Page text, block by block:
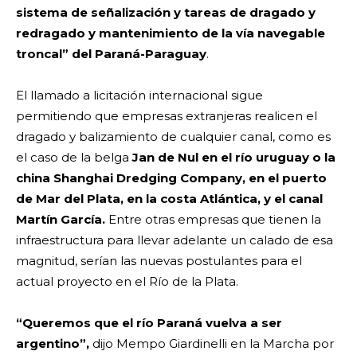
sistema de señalización y tareas de dragado y
redragado y mantenimiento de la vía navegable
troncal” del Paraná-Paraguay.
El llamado a licitación internacional sigue
permitiendo que empresas extranjeras realicen el
dragado y balizamiento de cualquier canal, como es
el caso de la belgaJan de Nul en el río uruguay o la
china Shanghai Dredging Company, en el puerto
de Mar del Plata, en la costa Atlántica, y el canal
Martín García. Entre otras empresas que tienen la
infraestructura para llevar adelante un calado de esa
magnitud, serían las nuevas postulantes para el
actual proyecto en el Río de la Plata.
“Queremos que el río Paraná vuelva a ser
argentino”, dijo Mempo Giardinelli en la Marcha por